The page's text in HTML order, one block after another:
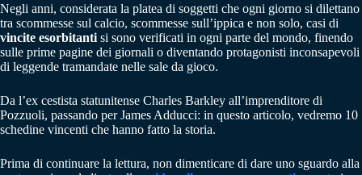
Negli anni, considerata la platea di soggetti che ogni giorno si dilettano
tra scommesse sul calcio, scommesse sull’ippica e non solo, casi di
vincite esorbitanti si sono verificati in ogni parte del mondo, finendo
sulle prime pagine dei giornali o diventando protagonisti inconsapevoli
di leggende tramandate nelle sale da gioco.
Da l’ex cestista statunitense Charles Barkley all’imprenditore di
Pozzuoli, passando per James Adducci: in questo articolo, vedremo 10
schedine vincenti che hanno fatto la storia.
Prima di continuare la lettura, non dimenticare di dare uno sguardo alla